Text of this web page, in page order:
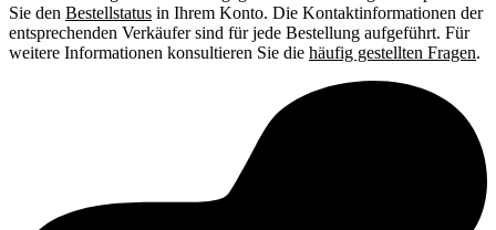
Sie den Bestellstatus in Ihrem Konto. Die Kontaktinformationen der
entsprechenden Verkäufer sind für jede Bestellung aufgeführt. Für
weitere Informationen konsultieren Sie die häufig gestellten Fragen.